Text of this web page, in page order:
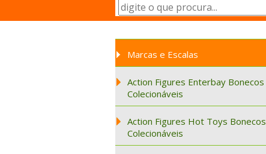
Marcas e Escalas
Action Figures Enterbay Bonecos
Colecionáveis
Action Figures Hot Toys Bonecos
Colecionáveis